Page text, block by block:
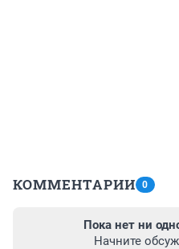
КОММЕНТАРИИ 0
Пока нет ни
Начните